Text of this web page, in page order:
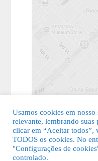
© 2026 Guia Fácil Lagos |
Usamos cookies em
relevante, lembrando suas
clicar em “Aceitar todos”,
TODOS os cookies. No
"Configurações de
controlado.